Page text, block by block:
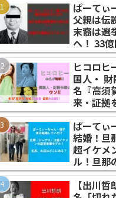
ぱーてぃ
父親は伝
末裔は選
へ！ 33
った？
ヒコロヒ
国人・
名『高須
来・証拠
ぱーてぃ
結婚！旦
超イケメ
ル！旦那
こにある
【出川